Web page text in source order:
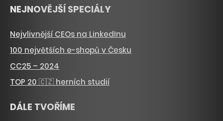
NEJNOVĚJŠÍ SPECIÁLY
Nejvlivnější CEOs na LinkedInu
100 největších e-shopů v Česku
CC25 – 2024
TOP 20 🇨🇿 herních studií
DÁLE TVOŘÍME